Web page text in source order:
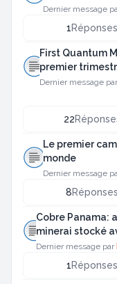
Dernier message
1Réponses
First Quantum
premier
Dernier message
22
Le premier
monde
Dernier message
8Réponses
Cobre Panama:
minerai stocké
Dernier message par
1Réponses